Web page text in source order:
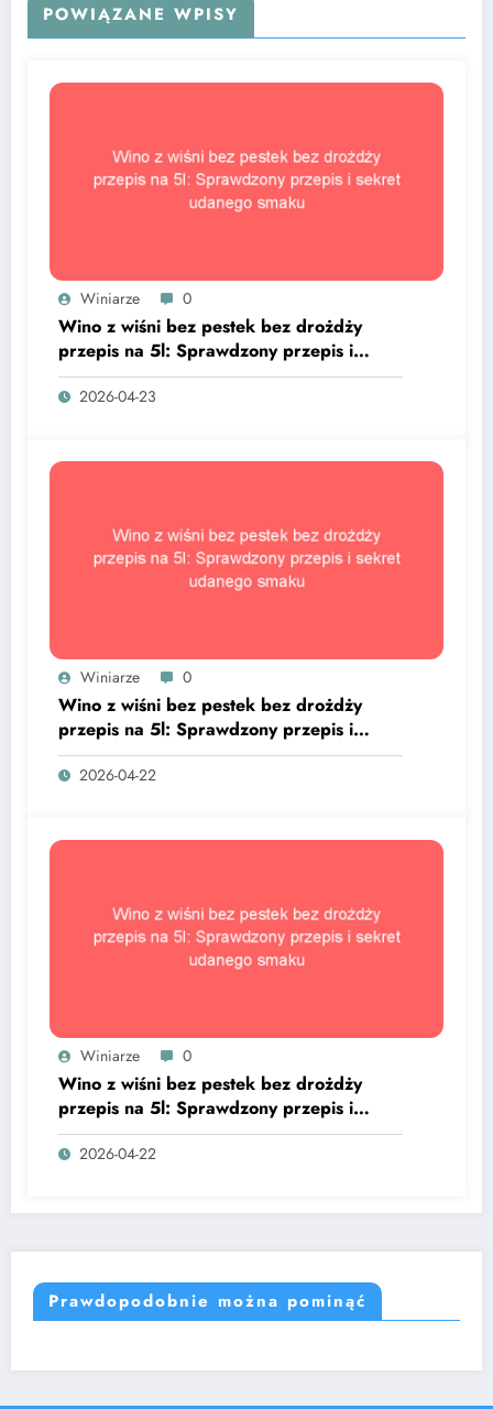
POWIĄZANE WPISY
Winiarze 0
Wino z wiśni bez pestek bez drożdży
przepis na 5l: Sprawdzony przepis i
sekret udanego smaku
2026-04-23
Winiarze 0
Wino z wiśni bez pestek bez drożdży
przepis na 5l: Sprawdzony przepis i
sekret udanego smaku
2026-04-22
Winiarze 0
Wino z wiśni bez pestek bez drożdży
przepis na 5l: Sprawdzony przepis i
sekret udanego smaku
2026-04-22
Prawdopodobnie można pominąć